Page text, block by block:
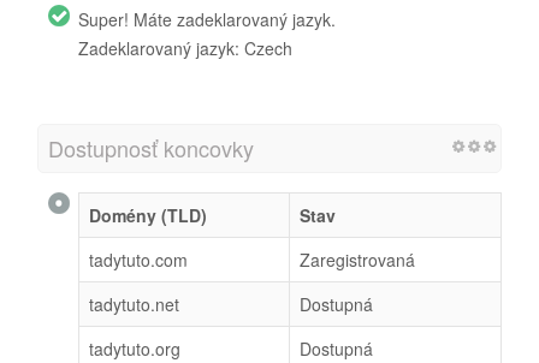
Super! Máte zadeklarovaný jazyk.
Zadeklarovaný jazyk: Czech
Dostupnosť koncovky
Domény (TLD)
Stav
tadytuto.com
Zaregistrovaná
tadytuto.net
Dostupná
tadytuto.org
Dostupná